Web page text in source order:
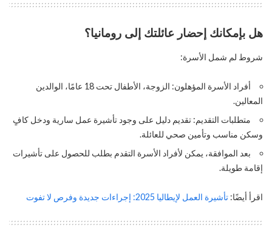
هل بإمكانك إحضار عائلتك إلى رومانيا؟
شروط لم شمل الأسرة:
أفراد الأسرة المؤهلون: الزوجة، الأطفال تحت 18 عامًا، الوالدين
المعالين.
متطلبات التقديم: تقديم دليل على وجود تأشيرة عمل سارية ودخل كافٍ
وسكن مناسب وتأمين صحي للعائلة.
بعد الموافقة، يمكن لأفراد الأسرة التقدم بطلب للحصول على تأشيرات
إقامة طويلة.
اقرأ أيضًا: تأشيرة العمل لإيطاليا 2025: إجراءات جديدة وفرص لا تفوت